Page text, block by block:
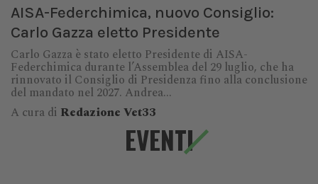
AISA-Federchimica, nuovo Consiglio:
Carlo Gazza eletto Presidente
Carlo Gazza è stato eletto Presidente di AISA-
Federchimica durante l’Assemblea del 29 luglio, che ha
rinnovato il Consiglio di Presidenza fino alla conclusione
del mandato nel 2027. Andrea...
A cura di Redazione Vet33
EVENTI